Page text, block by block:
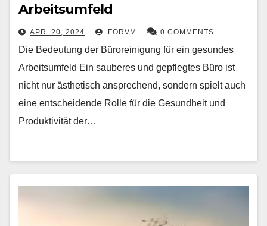
Arbeitsumfeld
APR. 20, 2024 FORVM 0 COMMENTS
Die Bedeutung der Büroreinigung für ein gesundes
Arbeitsumfeld Ein sauberes und gepflegtes Büro ist
nicht nur ästhetisch ansprechend, sondern spielt auch
eine entscheidende Rolle für die Gesundheit und
Produktivität der…